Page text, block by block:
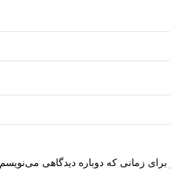
زمانی که دوباره دیدگاهی می‌نویسم.